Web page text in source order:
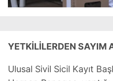
YETKİLİLERDEN SAYIM
Ulusal Sivil Sicil Kayıt